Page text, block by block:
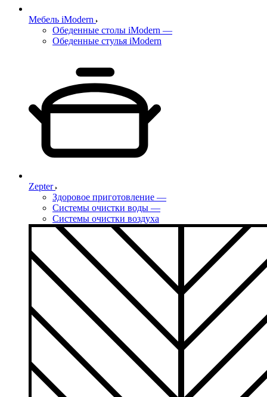
Мебель iModern
Обеденные столы iModern —
Обеденные стулья iModern
Zepter
Здоровое приготовление —
Системы очистки воды —
Системы очистки воздуха